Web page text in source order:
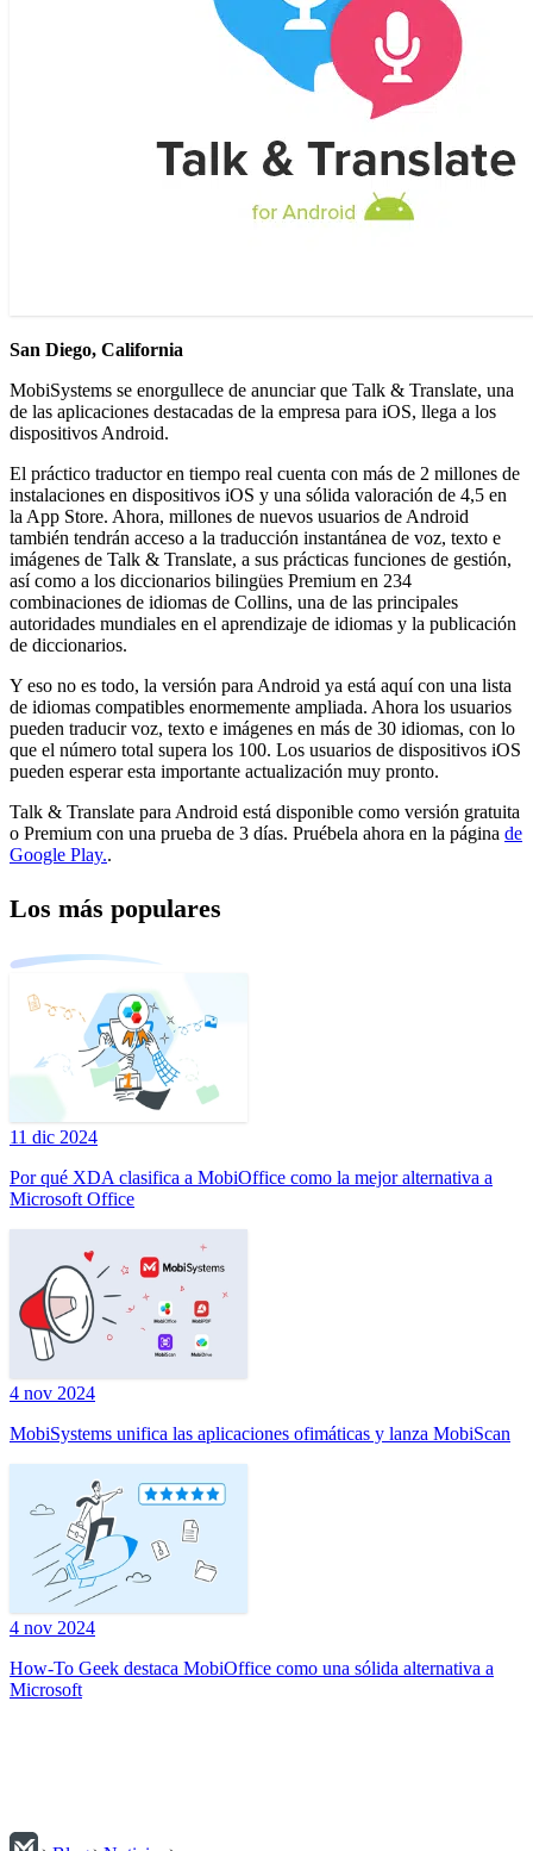
San Diego, California
MobiSystems se enorgullece de anunciar que Talk & Translate, una
de las aplicaciones destacadas de la empresa para iOS, llega a los
dispositivos Android.
El práctico traductor en tiempo real cuenta con más de 2 millones de
instalaciones en dispositivos iOS y una sólida valoración de 4,5 en
la App Store. Ahora, millones de nuevos usuarios de Android
también tendrán acceso a la traducción instantánea de voz, texto e
imágenes de Talk & Translate, a sus prácticas funciones de gestión,
así como a los diccionarios bilingües Premium en 234
combinaciones de idiomas de Collins, una de las principales
autoridades mundiales en el aprendizaje de idiomas y la publicación
de diccionarios.
Y eso no es todo, la versión para Android ya está aquí con una lista
de idiomas compatibles enormemente ampliada. Ahora los usuarios
pueden traducir voz, texto e imágenes en más de 30 idiomas, con lo
que el número total supera los 100. Los usuarios de dispositivos iOS
pueden esperar esta importante actualización muy pronto.
Talk & Translate para Android está disponible como versión gratuita
o Premium con una prueba de 3 días. Pruébela ahora en la página de
Google Play..
Los más populares
11 dic 2024
Por qué XDA clasifica a MobiOffice como la mejor alternativa a
Microsoft Office
4 nov 2024
MobiSystems unifica las aplicaciones ofimáticas y lanza MobiScan
4 nov 2024
How-To Geek destaca MobiOffice como una sólida alternativa a
Microsoft